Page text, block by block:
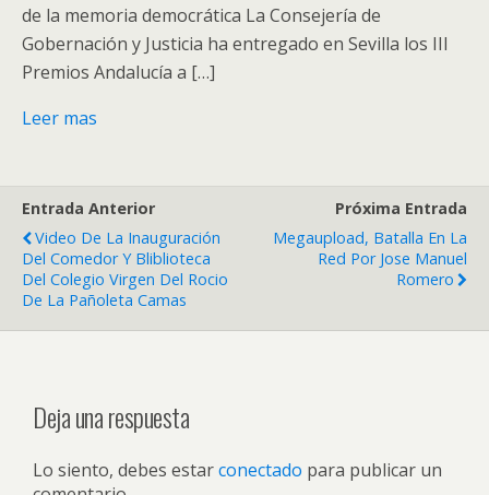
de la memoria democrática La Consejería de
Gobernación y Justicia ha entregado en Sevilla los III
Premios Andalucía a […]
Leer mas
Entrada Anterior
Video De La Inauguración
Del Comedor Y Bliblioteca
Del Colegio Virgen Del Rocio
De La Pañoleta Camas
Próxima Entrada
Megaupload, Batalla En La
Red Por Jose Manuel
Romero
Deja una respuesta
Lo siento, debes estarconectado para publicar un